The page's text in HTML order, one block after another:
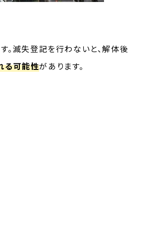
。滅失登記を行わないと、解体後
る可能性があります。